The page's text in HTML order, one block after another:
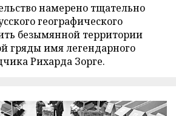
намерено тщательно
географического
безымянной территории
гряды имя легендарного
Рихарда Зорге.